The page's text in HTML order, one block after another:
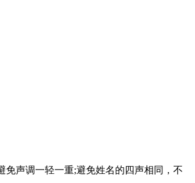
声调一轻一重;避免姓名的四声相同，不